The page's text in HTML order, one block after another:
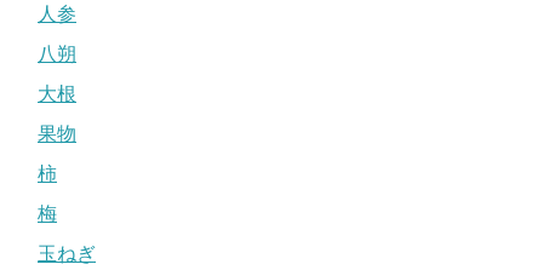
人参
八朔
大根
果物
柿
梅
玉ねぎ